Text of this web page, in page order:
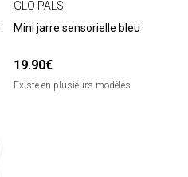
GLO PALS
Mini jarre sensorielle bleu
19.90€
Existe en plusieurs modèles